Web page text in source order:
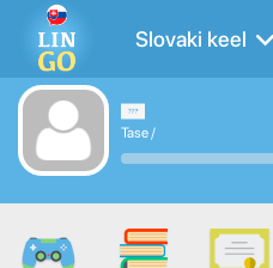
Slovaki keel
Tase/